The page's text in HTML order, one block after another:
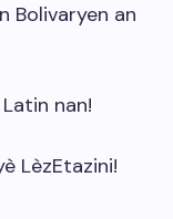
Bolivaryen an
nan!
LèzEtazini!